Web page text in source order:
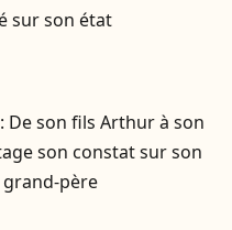
sur son état
De son fils Arthur à son
son constat sur son
père